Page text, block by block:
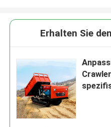
Erhalten Sie